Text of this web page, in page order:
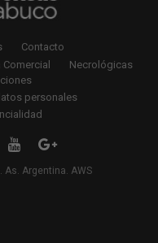
Contacto
Comercial
Necrológicas
personales
As. Argentina. AWS